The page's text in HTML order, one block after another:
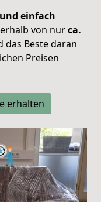
einfach
von nurca.
das Beste daran
Preisen
erhalten